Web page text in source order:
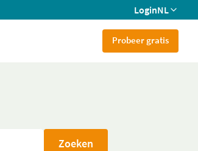
LoginNL
Probeer gratis
Zoeken